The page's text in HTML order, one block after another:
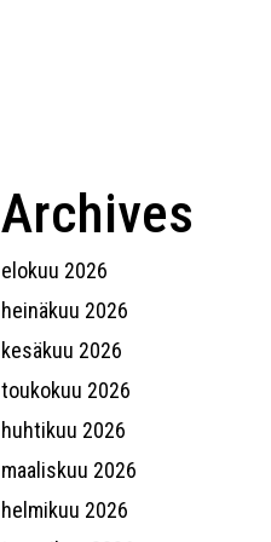
Archives
elokuu 2026
heinäkuu 2026
kesäkuu 2026
toukokuu 2026
huhtikuu 2026
maaliskuu 2026
helmikuu 2026